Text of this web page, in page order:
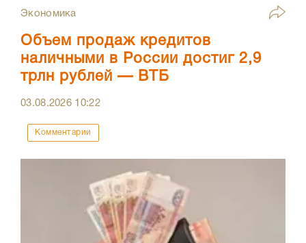
Экономика
Объем продаж кредитов
наличными в России достиг 2,9
трлн рублей — ВТБ
03.08.2026 10:22
Комментарии